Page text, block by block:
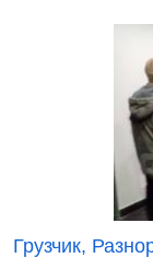
Грузчик,